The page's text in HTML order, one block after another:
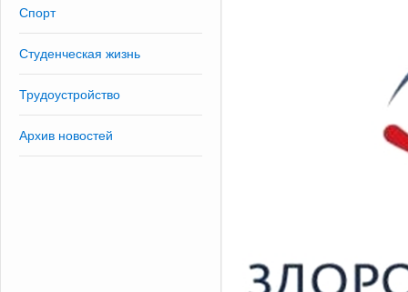
Спорт
Студенческая жизнь
Трудоустройство
Архив новостей